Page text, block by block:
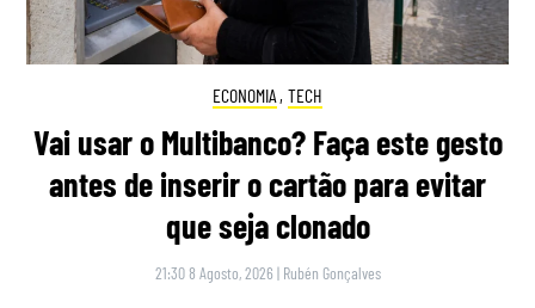
ECONOMIA , TECH
Vai usar o Multibanco? Faça este gesto
antes de inserir o cartão para evitar
que seja clonado
21:30 8 Agosto, 2026 | Rubén Gonçalves